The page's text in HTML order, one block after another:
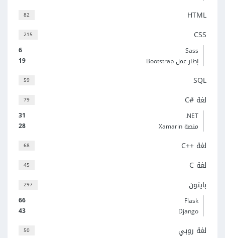
82 HTML
215 CSS
6
Sass
19
إطار عمل Bootstrap
59 SQL
79 لغة C#‎
31
‎.NET
28
منصة Xamarin
68 لغة C++‎
45 لغة C
297 بايثون
66
Flask
43
Django
50 لغة روبي